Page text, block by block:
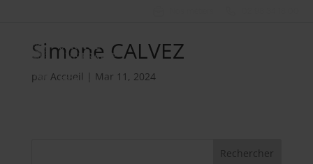
Simone CALVEZ
par Accueil | Mar 11, 2024
Rechercher